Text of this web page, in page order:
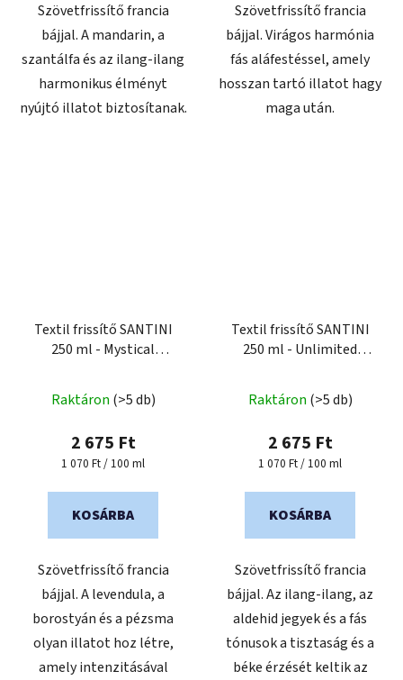
Szövetfrissítő francia
bájjal. A mandarin, a
szantálfa és az ilang-ilang
harmonikus élményt
nyújtó illatot biztosítanak.
Szövetfrissítő francia
bájjal. Virágos harmónia
fás aláfestéssel, amely
hosszan tartó illatot hagy
maga után.
Textil frissítő SANTINI
250 ml - Mystical
Raktáron (>5 db)
2 675 Ft
Egységár:
1 070 Ft / 100 ml
KOSÁRBA
Szövetfrissítő francia
bájjal. A levendula, a
borostyán és a pézsma
olyan illatot hoz létre,
amely intenzitásával
Textil frissítő SANTINI
250 ml - Unlimited
Raktáron (>5 db)
2 675 Ft
Egységár:
1 070 Ft / 100 ml
KOSÁRBA
Szövetfrissítő francia
bájjal. Az ilang-ilang, az
aldehid jegyek és a fás
tónusok a tisztaság és a
béke érzését keltik az